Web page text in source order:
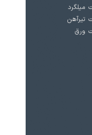
میلگرد
تیرآهن
ورق